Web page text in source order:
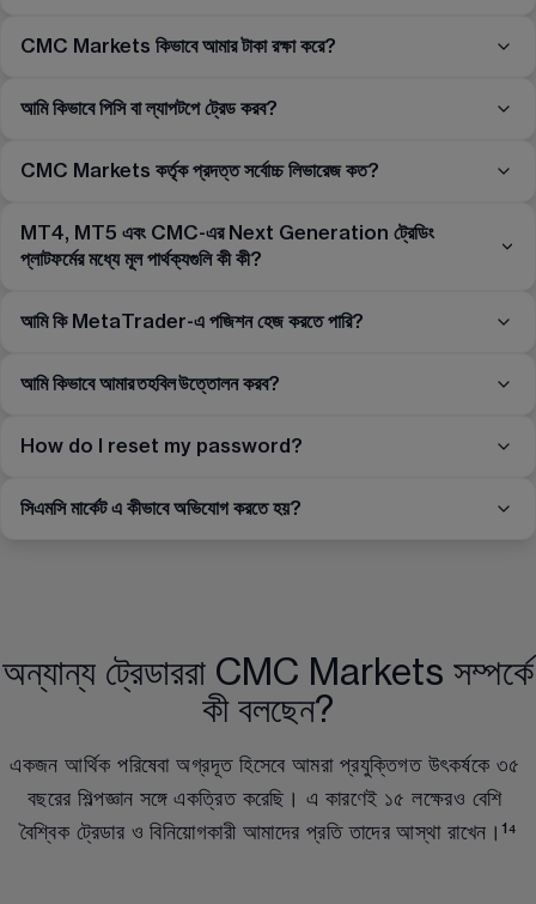
CMC Markets কিভাবে আমার টাকা রক্ষা করে?
আমি কিভাবে পিসি বা ল্যাপটপে ট্রেড করব?
CMC Markets কর্তৃক প্রদত্ত সর্বোচ্চ লিভারেজ কত?
MT4, MT5 এবং CMC-এর Next Generation ট্রেডিং
প্লাটফর্মের মধ্যে মূল পার্থক্যগুলি কী কী?
আমি কি MetaTrader-এ পজিশন হেজ করতে পারি?
আমি কিভাবে আমার তহবিল উত্তোলন করব?
How do I reset my password?
সিএমসি মার্কেট এ কীভাবে অভিযোগ করতে হয়?
অন্যান্য ট্রেডাররা CMC Markets সম্পর্কে
কী বলছেন?
একজন আর্থিক পরিষেবা অগ্রদূত হিসেবে আমরা প্রযুক্তিগত উৎকর্ষকে ৩৫
বছরের শিল্পজ্ঞান সঙ্গে একত্রিত করেছি। এ কারণেই ১৫ লক্ষেরও বেশি
বৈশ্বিক ট্রেডার ও বিনিয়োগকারী আমাদের প্রতি তাদের আস্থা রাখেন।¹⁴